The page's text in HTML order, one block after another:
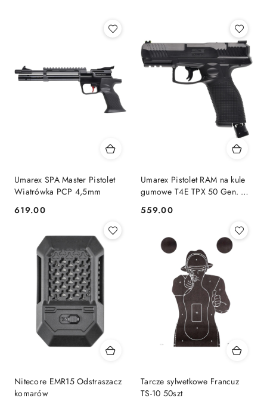
Umarex SPA Master Pistolet
Wiatrówka PCP 4,5mm
Cena:
619.00
Umarex Pistolet RAM na kule
gumowe T4E TPX 50 Gen. 2
Cena:
559.00
Nitecore EMR15 Odstraszacz
komarów
Tarcze sylwetkowe Francuz
TS-10 50szt